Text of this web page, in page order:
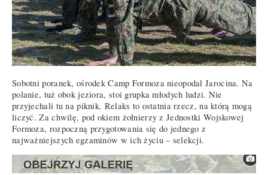
Sobotni poranek, ośrodek Camp Formoza nieopodal Jarocina. Na
polanie, tuż obok jeziora, stoi grupka młodych ludzi. Nie
przyjechali tu na piknik. Relaks to ostatnia rzecz, na którą mogą
liczyć. Za chwilę, pod okiem żołnierzy z Jednostki Wojskowej
Formoza, rozpoczną przygotowania się do jednego z
najważniejszych egzaminów w ich życiu – selekcji.